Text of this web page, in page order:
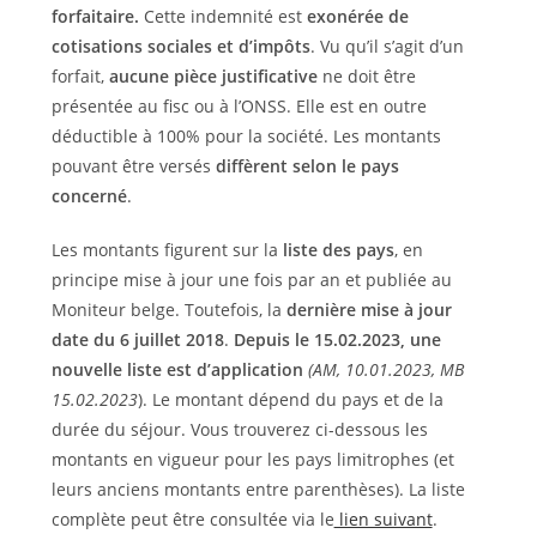
forfaitaire. Cette indemnité est exonérée de
cotisations sociales et d’impôts. Vu qu’il s’agit d’un
forfait,aucune pièce justificative ne doit être
présentée au fisc ou à l’ONSS. Elle est en outre
déductible à 100% pour la société. Les montants
pouvant être versés diffèrent selon le pays
concerné.
Les montants figurent sur la liste des pays, en
principe mise à jour une fois par an et publiée au
Moniteur belge. Toutefois, la dernière mise à jour
date du 6 juillet 2018. Depuis le 15.02.2023, une
nouvelle liste est d’application (AM, 10.01.2023, MB
15.02.2023). Le montant dépend du pays et de la
durée du séjour. Vous trouverez ci-dessous les
montants en vigueur pour les pays limitrophes (et
leurs anciens montants entre parenthèses). La liste
complète peut être consultée via le lien suivant.